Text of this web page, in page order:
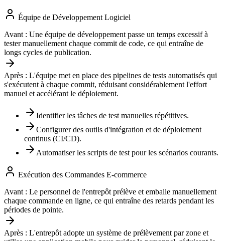
Équipe de Développement Logiciel
Avant : Une équipe de développement passe un temps excessif à
tester manuellement chaque commit de code, ce qui entraîne de
longs cycles de publication.
Après : L'équipe met en place des pipelines de tests automatisés qui
s'exécutent à chaque commit, réduisant considérablement l'effort
manuel et accélérant le déploiement.
Identifier les tâches de test manuelles répétitives.
Configurer des outils d'intégration et de déploiement
continus (CI/CD).
Automatiser les scripts de test pour les scénarios courants.
Exécution des Commandes E-commerce
Avant : Le personnel de l'entrepôt prélève et emballe manuellement
chaque commande en ligne, ce qui entraîne des retards pendant les
périodes de pointe.
Après : L'entrepôt adopte un système de prélèvement par zone et